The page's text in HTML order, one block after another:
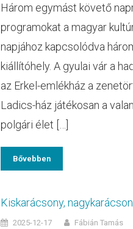
Három egymást követő
programokat a magyar
napjához kapcsolódva
kiállítóhely. A gyulai vár a
az Erkel-emlékház a
Ladics-ház játékosan a
polgári élet […]
Bővebben
Kiskarácsony,
2025-12-17
Fábián Tamás